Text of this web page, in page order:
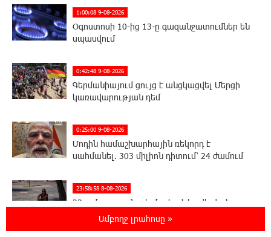
1:00:08 9-08-2026
Օգոստոսի 10-ից 13-ը գազանջատումներ են
սպասվում
0:42:48 9-08-2026
Գերմանիայում ցույց է անցկացվել Մերցի
կառավարության դեմ
0:25:00 9-08-2026
Մոդին համաշխարհային ռեկորդ է
սահմանել. 303 միլիոն դիտում՝ 24 ժամում
23:58:58 8-08-2026
23-ամյա ուսանողի մշակած հավելվածը
հարավկորեական App Store-ում շրջանցել է
Ամբողջ լրահոսը »